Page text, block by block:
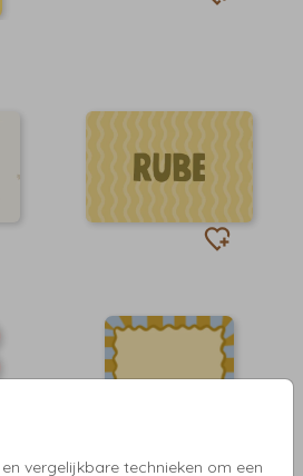
vergelijkbare technieken om een